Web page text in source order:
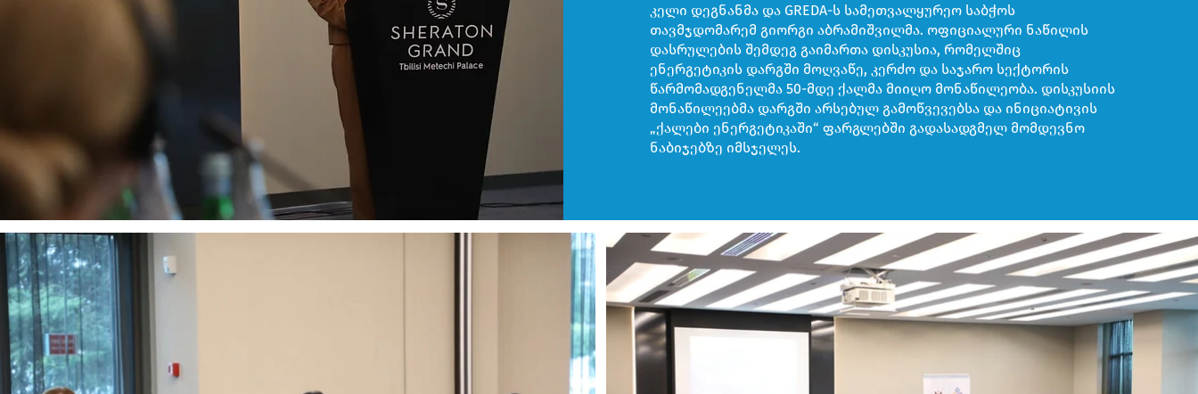
კელი დეგნანმა და GREDA-ს სამეთვალყურეო საბჭოს
თავმჯდომარემ გიორგი აბრამიშვილმა. ოფიციალური ნაწილის
დასრულების შემდეგ გაიმართა დისკუსია, რომელშიც
ენერგეტიკის დარგში მოღვაწე, კერძო და საჯარო სექტორის
წარმომადგენელმა 50-მდე ქალმა მიიღო მონაწილეობა. დისკუსიის
მონაწილეებმა დარგში არსებულ გამოწვევებსა და ინიციატივის
„ქალები ენერგეტიკაში“ ფარგლებში გადასადგმელ მომდევნო
ნაბიჯებზე იმსჯელეს.